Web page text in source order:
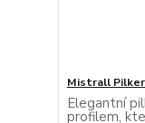
Mistrall Pilker
Elegantní
profilem,